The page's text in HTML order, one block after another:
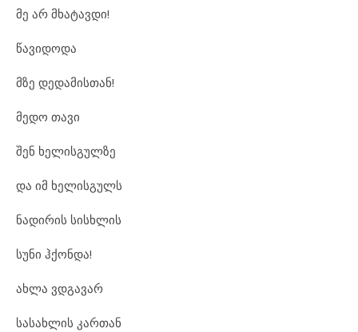
მე არ მხატავდი!
წავიდოდა
მზე დედამისთან!
მედო თავი
შენ ხელისგულზე
და იმ ხელისგულს
ნადირის სისხლის
სუნი ჰქონდა!
ახლა ვდგავარ
სასახლის კართან